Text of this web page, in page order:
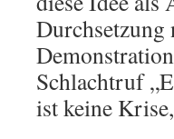
Durchsetzung
Schlachtruf
ist keine